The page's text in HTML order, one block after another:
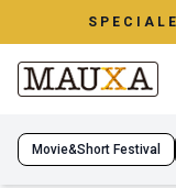
Movie&Short Festival